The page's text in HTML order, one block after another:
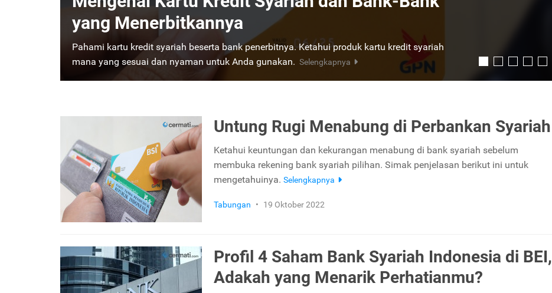
yang Menguntungkan?
Ada perbedaan antara deposito konvensional dan syariah. Sejauhmana perbedaan keduanya
dan manakah yang menguntungkan? Temukan jawabannya dalam ulasan berikut.
Selengkapnya
Untung Rugi Menabung di Perbankan Syariah
Ketahui keuntungan dan kekurangan menabung di bank syariah sebelum
membuka rekening bank syariah pilihan. Simak penjelasan berikut ini untuk
mengetahuinya. Selengkapnya
Tabungan • 19 Oktober 2022
Profil 4 Saham Bank Syariah Indonesia di BEI,
Adakah yang Menarik Perhatianmu?